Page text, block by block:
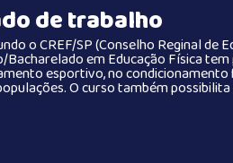
de trabalho
o CREF/SP (Conselho Reginal de
Bacharelado em Educação Física
esportivo, no
O curso também